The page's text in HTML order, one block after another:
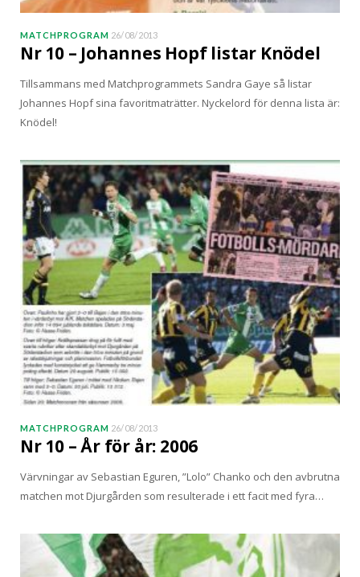
MATCHPROGRAM 26/08/2013
Nr 10 – Johannes Hopf listar Knödel
Tillsammans med Matchprogrammets Sandra Gaye så listar
Johannes Hopf sina favoritmaträtter. Nyckelord för denna lista är:
Knödel!
MATCHPROGRAM 26/08/2013
Nr 10 – År för år: 2006
Värvningar av Sebastian Eguren, ”Lolo” Chanko och den avbrutna
matchen mot Djurgården som resulterade i ett facit med fyra…